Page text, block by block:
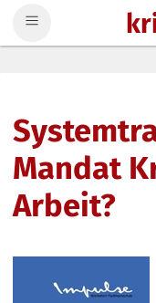
Mandat
Arbeit?